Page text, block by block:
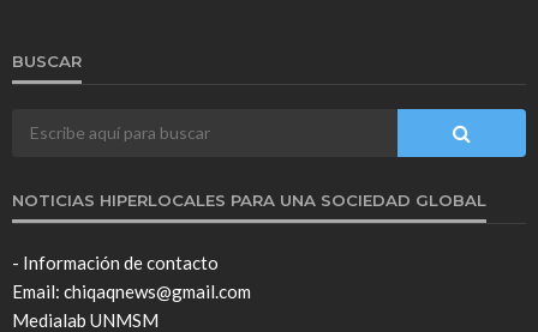
BUSCAR
NOTICIAS HIPERLOCALES PARA UNA SOCIEDAD GLOBAL
- Información de contacto
Email: chiqaqnews@gmail.com
Medialab UNMSM